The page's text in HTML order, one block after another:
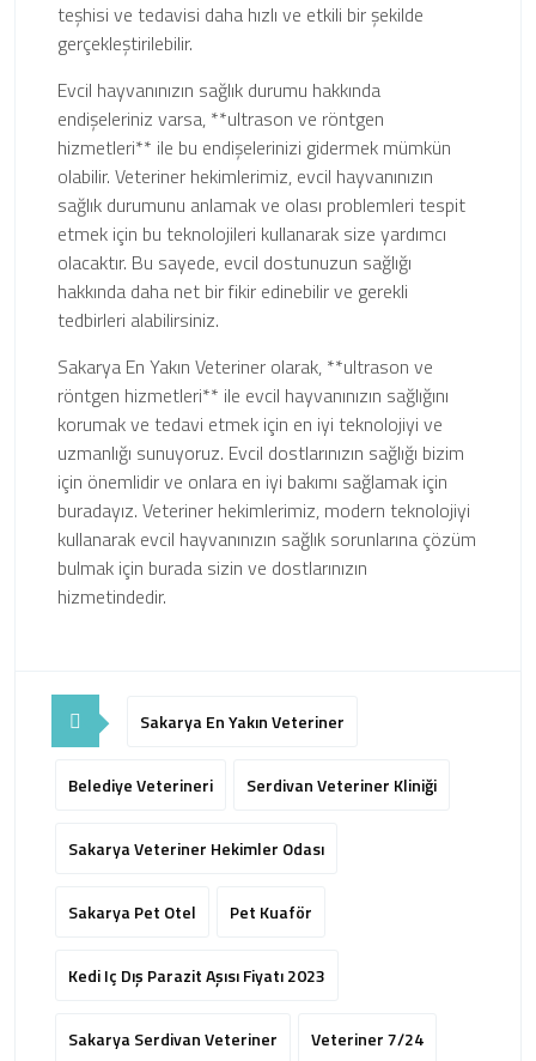
teşhisi ve tedavisi daha hızlı ve etkili bir şekilde
gerçekleştirilebilir.
Evcil hayvanınızın sağlık durumu hakkında
endişeleriniz varsa, **ultrason ve röntgen
hizmetleri** ile bu endişelerinizi gidermek mümkün
olabilir. Veteriner hekimlerimiz, evcil hayvanınızın
sağlık durumunu anlamak ve olası problemleri tespit
etmek için bu teknolojileri kullanarak size yardımcı
olacaktır. Bu sayede, evcil dostunuzun sağlığı
hakkında daha net bir fikir edinebilir ve gerekli
tedbirleri alabilirsiniz.
Sakarya En Yakın Veteriner olarak, **ultrason ve
röntgen hizmetleri** ile evcil hayvanınızın sağlığını
korumak ve tedavi etmek için en iyi teknolojiyi ve
uzmanlığı sunuyoruz. Evcil dostlarınızın sağlığı bizim
için önemlidir ve onlara en iyi bakımı sağlamak için
buradayız. Veteriner hekimlerimiz, modern teknolojiyi
kullanarak evcil hayvanınızın sağlık sorunlarına çözüm
bulmak için burada sizin ve dostlarınızın
hizmetindedir.
Sakarya En Yakın Veteriner
Belediye Veterineri Serdivan Veteriner Kliniği
Sakarya Veteriner Hekimler Odası
Sakarya Pet Otel Pet Kuaför
Kedi Iç Dış Parazit Aşısı Fiyatı 2023
Sakarya Serdivan Veteriner Veteriner 7/24